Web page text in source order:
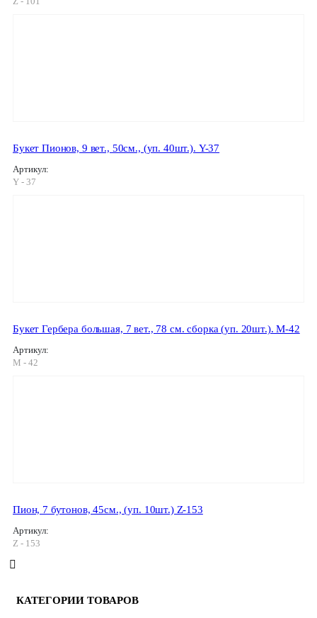
Букет Пионов, 9 вет., 50см., (уп. 40шт.). Y-37
Артикул:
Y - 37
Букет Гербера большая, 7 вет., 78 см. сборка (уп. 20шт.). M-42
Артикул:
M - 42
Пион, 7 бутонов, 45см., (уп. 10шт.) Z-153
Артикул:
Z - 153
КАТЕГОРИИ ТОВАРОВ